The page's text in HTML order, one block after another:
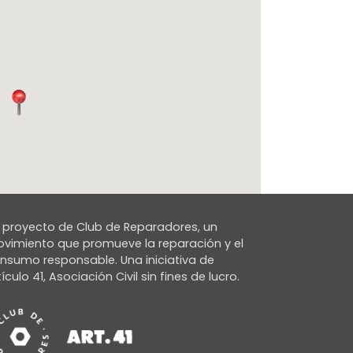
proyecto de Club de Reparadores, un
que promueve la reparación y el
responsable. Una iniciativa de
41, Asociación Civil sin fines de lucro.